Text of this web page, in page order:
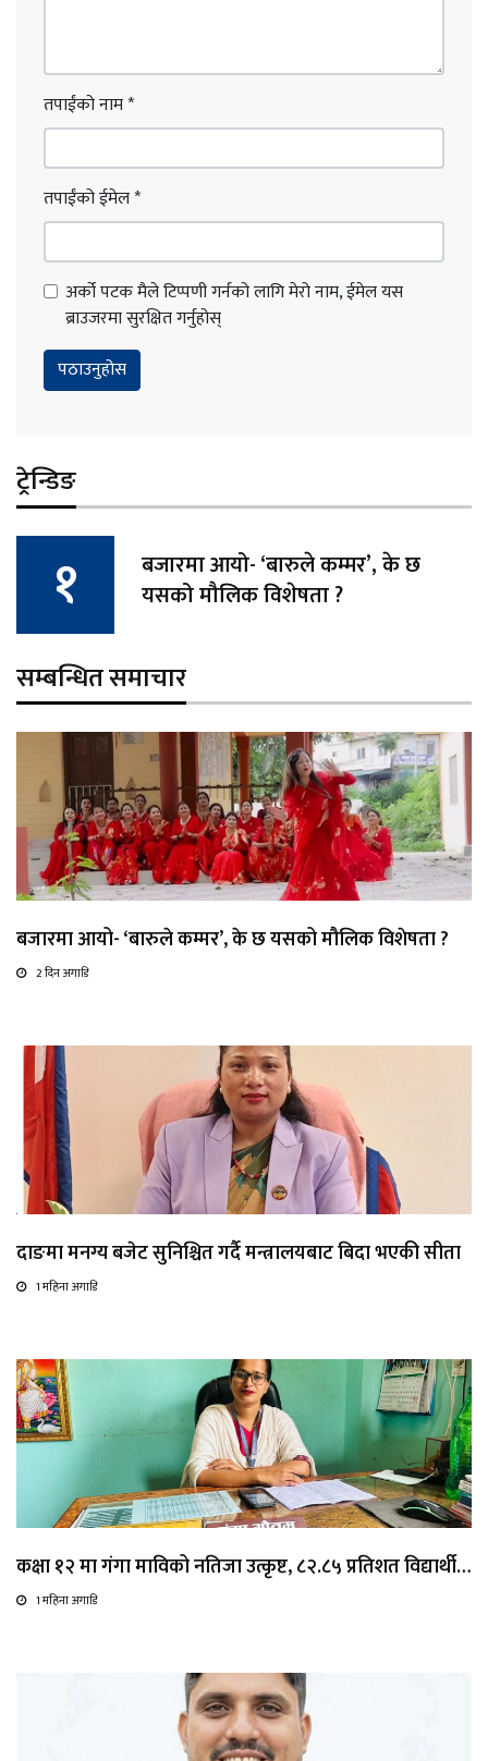
तपाईंको नाम*
तपाईंको ईमेल*
अर्को पटक मैले टिप्पणी गर्नको लागि मेरो नाम, ईमेल यस
ब्राउजरमा सुरक्षित गर्नुहोस्
ट्रेन्डिङ
बजारमा आयो- ‘बारुले कम्मर’, के छ
यसको मौलिक विशेषता ?
सम्बन्धित समाचार
बजारमा आयो- ‘बारुले कम्मर’, के छ यसको मौलिक विशेषता ?
2 दिन अगाडि
दाङमा मनग्य बजेट सुनिश्चित गर्दै मन्त्रालयबाट बिदा भएकी सीता
1 महिना अगाडि
कक्षा १२ मा गंगा माविको नतिजा उत्कृष्ट, ८२.८५ प्रतिशत विद्यार्थी…
1 महिना अगाडि